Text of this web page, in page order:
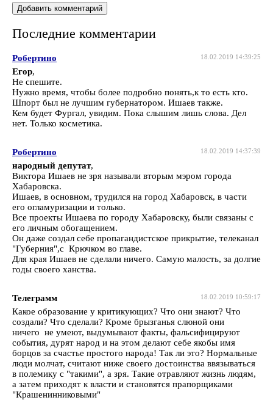
Последние комментарии
18.02.2019 14:39:25
Робертино
Егор,
Не спешите.
Нужно время, чтобы более подробно понять,к то есть кто.
Шпорт был не лучшим губернатором. Ишаев также.
Кем будет Фургал, увидим. Пока слышим лишь слова. Дел
нет. Только косметика.
18.02.2019 14:37:39
Робертино
народный депутат,
Виктора Ишаев не зря называли вторым мэром города
Хабаровска.
Ишаев, в основном, трудился на город Хабаровск, в части
его огламуризации и только.
Все проекты Ишаева по городу Хабаровску, были связаны с
его личным обогащением.
Он даже создал себе пропагандистское прикрытие, телеканал
"Губерния",с Крючком во главе.
Для края Ишаев не сделали ничего. Самую малость, за долгие
годы своего ханства.
18.02.2019 10:59:17
Телеграмм
Какое образование у критикующих? Что они знают? Что
создали? Что сделали? Кроме брызганья слюной они
ничего не умеют, выдумывают факты, фальсифицируют
события, дурят народ и на этом делают себе якобы имя
борцов за счастье простого народа! Так ли это? Нормальные
люди молчат, считают ниже своего достоинства ввязываться
в полемику с "такими", а зря. Такие отравляют жизнь людям,
а затем приходят к власти и становятся прапорщиками
"Крашенинниковыми"